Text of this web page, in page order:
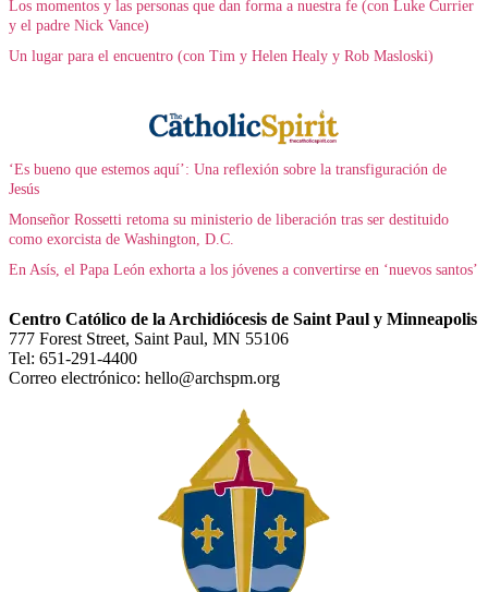
Los momentos y las personas que dan forma a nuestra fe (con Luke Currier
y el padre Nick Vance)
Un lugar para el encuentro (con Tim y Helen Healy y Rob Masloski)
‘Es bueno que estemos aquí’: Una reflexión sobre la transfiguración de
Jesús
Monseñor Rossetti retoma su ministerio de liberación tras ser destituido
como exorcista de Washington, D.C.
En Asís, el Papa León exhorta a los jóvenes a convertirse en ‘nuevos santos’
Centro Católico de la Archidiócesis de Saint Paul y Minneapolis
777 Forest Street, Saint Paul, MN 55106
Tel: 651-291-4400
Correo electrónico: hello@archspm.org